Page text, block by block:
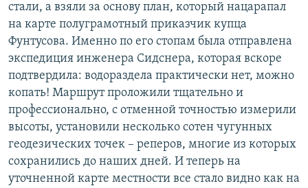
стали, а взяли за основу план, который нацарапал
на карте полуграмотный приказчик купца
Фунтусова. Именно по его стопам была отправлена
экспедиция инженера Сидснера, которая вскоре
подтвердила: водораздела практически нет, можно
копать! Маршрут проложили тщательно и
профессионально, с отменной точностью измерили
высоты, установили несколько сотен чугунных
геодезических точек – реперов, многие из которых
сохранились до наших дней. И теперь на
уточненной карте местности все стало видно как на